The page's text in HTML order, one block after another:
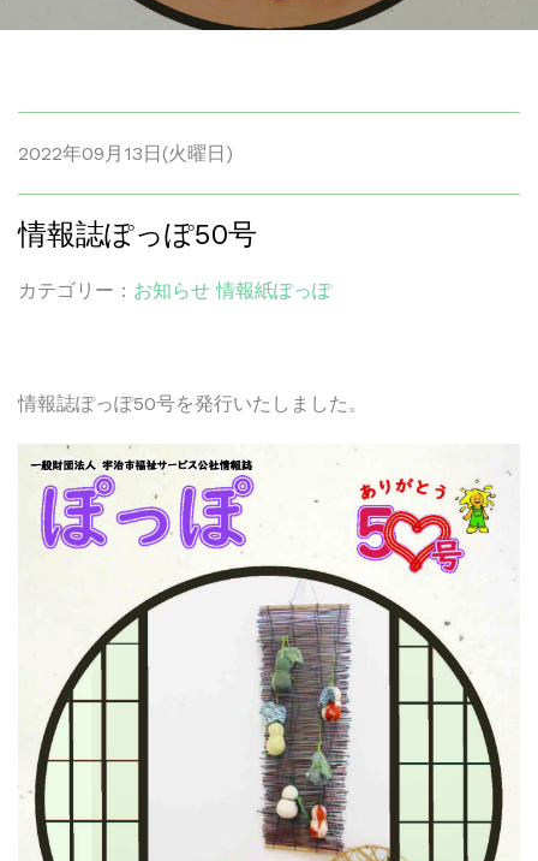
2022年09月13日(火曜日)
情報誌ぽっぽ50号
カテゴリー： お知らせ 情報紙ぽっぽ
情報誌ぽっぽ50号を発行いたしました。